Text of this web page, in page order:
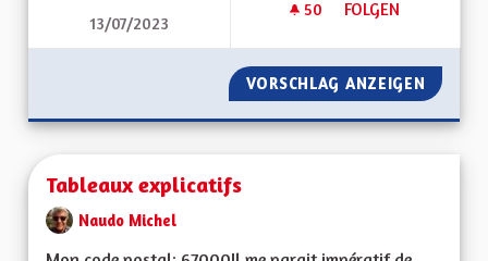
13/07/2023
50 50 FOLLOWER
FOLGEN
TARIFICATION
VORSCHLAG ANZEIGEN
Tableaux explicatifs
Naudo Michel